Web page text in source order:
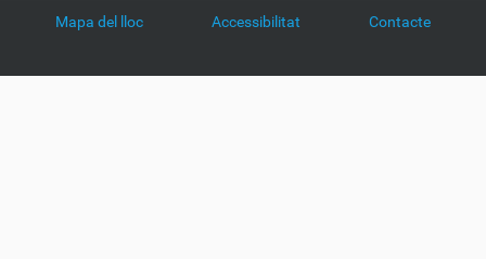
Mapa del lloc Accessibilitat Contacte